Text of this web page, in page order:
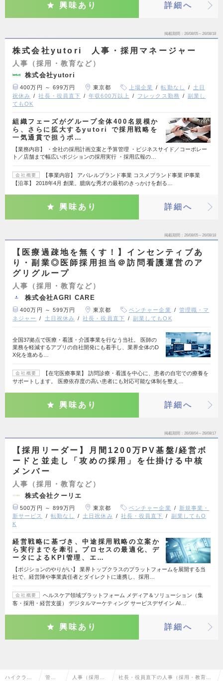
興味あり 詳細へ
掲載期間 26/08/05～26/08/18
株式会社yutori 人事・採用マネージャー
人事（採用・教育など）
株式会社yutori
400万円 ～ 699万円 東京都 上場企業 転勤なし
土日
祝休み
社長・役員直下 年収600万以上 フレックス勤務
副業し
てもOK
組織フェーズがグループ全体400名規模か
ら、さらに拡大するyutori で採用戦略を
一気通貫で担うポ…
【業務内容】 ・全社の採用計画立案と予算管理 ・ビジネスサイド／コーポレー
ト／店舗まで幅広いポジションの採用実行 ・採用広報の…
会社概要
【事業内容】 アパレルブランド事業 コスメブランド事業 IP事業
【沿革】 2018年4月 創業。臆病な秀才の最初のきっかけを創る…
興味あり 詳細へ
掲載期間 26/08/05～26/08/18
【医療過疎地を無くす！】インセンティブあ
り・副業◎医師採用担当＠訪問看護運営のア
グリグループ
人事（採用・教育など）
株式会社AGRI CARE
400万円 ～ 599万円 東京都 ベンチャー企業
管理職・マ
ネジャー
土日祝休み 社長・役員直下 副業してもOK
全国37拠点で医療・看護・介護事業を行なう当社。 医師の
業務を軽減するアプリの自社開発にも着手し、業界全体のD
X化を進める…
会社概要
【在宅医療事業】 訪問診療・看護を中心に、患者の自宅での療養を
サポートします。 医療依存度の高い患者にも対応可能な体制を整え…
興味あり 詳細へ
掲載期間 26/08/04～26/08/17
【採用リーダー】月間1200万PV基盤/経営ボ
ードと並走し「攻めの採用」を仕掛ける中核
メンバー
人事（採用・教育など）
株式会社クーリエ
500万円 ～ 899万円 東京都 ベンチャー企業
新規事業・
新サービス
転勤なし 土日祝休み 社長・役員直下
副業してもO
K
経営戦略に基づき、中途採用戦略の立案か
ら実行までを牽引。プロセスの最適化、デ
ータによるKPI管理、エ…
【ポジションのやりがい】 業界トップクラスのプラットフォームを展開する当
社で、経営陣や事業責任者とダイレクトに連携し、採用…
会社概要
ヘルスケア領域プラットフォーム メディア＆ソリューション（集
客・採用・経営支援） デジタルマーケティング サービスデザイン AI…
興味あり 詳細へ
ハイクラス 管理 人事（採用・ 社長・役員直下の人事（採用・教育な